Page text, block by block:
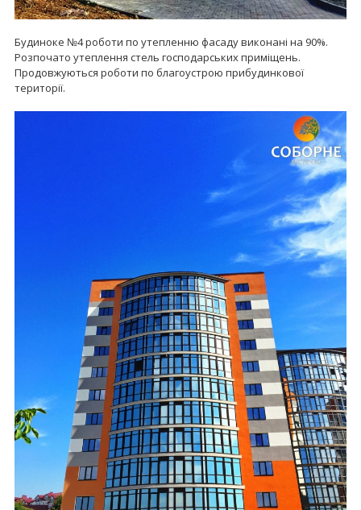
Будинокe №4 роботи по утепленню фасаду виконані на 90%.
Розпочато утеплення стель господарських приміщень.
Продовжуються роботи по благоустрою прибудинкової
території.